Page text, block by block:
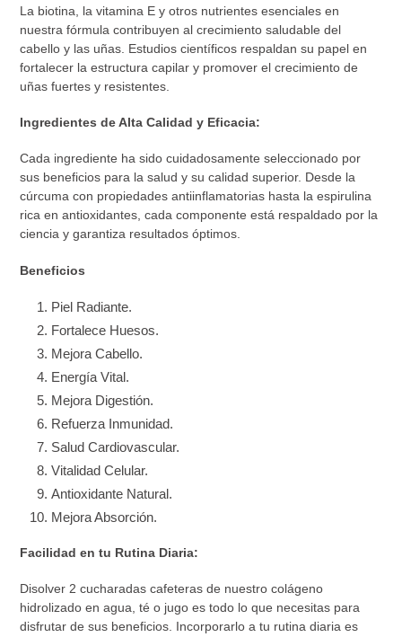
La biotina, la vitamina E y otros nutrientes esenciales en
nuestra fórmula contribuyen al crecimiento saludable del
cabello y las uñas. Estudios científicos respaldan su papel en
fortalecer la estructura capilar y promover el crecimiento de
uñas fuertes y resistentes.
Ingredientes de Alta Calidad y Eficacia:
Cada ingrediente ha sido cuidadosamente seleccionado por
sus beneficios para la salud y su calidad superior. Desde la
cúrcuma con propiedades antiinflamatorias hasta la espirulina
rica en antioxidantes, cada componente está respaldado por la
ciencia y garantiza resultados óptimos.
Beneficios
Piel Radiante.
Fortalece Huesos.
Mejora Cabello.
Energía Vital.
Mejora Digestión.
Refuerza Inmunidad.
Salud Cardiovascular.
Vitalidad Celular.
Antioxidante Natural.
Mejora Absorción.
Facilidad en tu Rutina Diaria:
Disolver 2 cucharadas cafeteras de nuestro colágeno
hidrolizado en agua, té o jugo es todo lo que necesitas para
disfrutar de sus beneficios. Incorporarlo a tu rutina diaria es